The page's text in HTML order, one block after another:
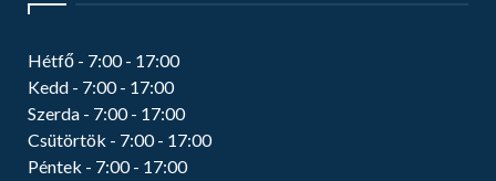
Hétfő - 7:00 - 17:00
Kedd - 7:00 - 17:00
Szerda - 7:00 - 17:00
Csütörtök - 7:00 - 17:00
Péntek - 7:00 - 17:00